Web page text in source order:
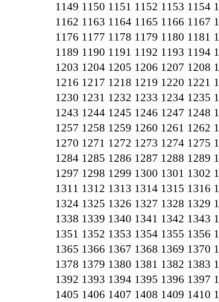
1149 1150 1151 1152 1153 1154
1162 1163 1164 1165 1166 1167
1176 1177 1178 1179 1180 1181
1189 1190 1191 1192 1193 1194
1203 1204 1205 1206 1207 1208
1216 1217 1218 1219 1220 1221
1230 1231 1232 1233 1234 1235
1243 1244 1245 1246 1247 1248
1257 1258 1259 1260 1261 1262
1270 1271 1272 1273 1274 1275
1284 1285 1286 1287 1288 1289
1297 1298 1299 1300 1301 1302
1311 1312 1313 1314 1315 1316
1324 1325 1326 1327 1328 1329
1338 1339 1340 1341 1342 1343
1351 1352 1353 1354 1355 1356
1365 1366 1367 1368 1369 1370
1378 1379 1380 1381 1382 1383
1392 1393 1394 1395 1396 1397
1405 1406 1407 1408 1409 1410